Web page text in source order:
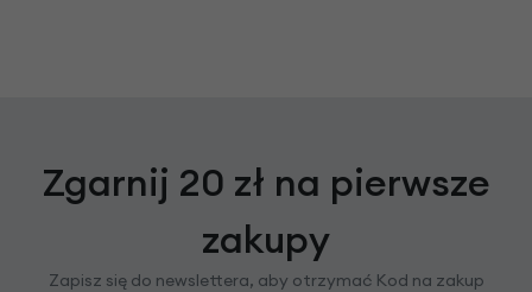
Zgarnij 20 zł na pierwsze
zakupy
Zapisz się do newslettera, aby otrzymać Kod na zakup